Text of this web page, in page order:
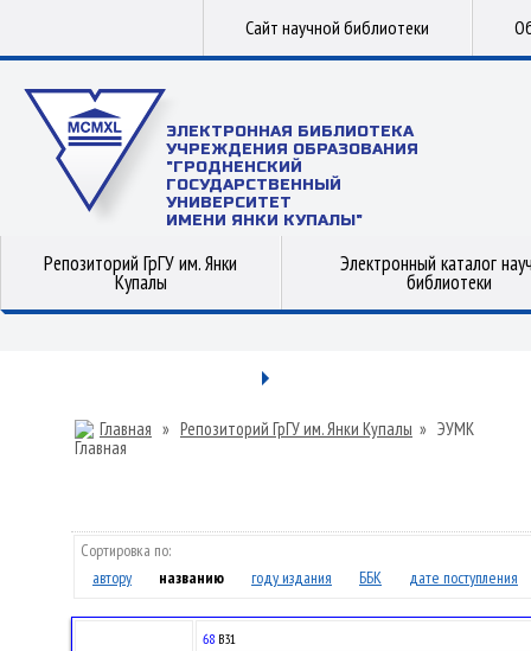
Сайт научной библиотеки
ЭЛЕКТРОННАЯ БИБЛИОТЕКА
УЧРЕЖДЕНИЯ ОБРАЗОВАНИЯ
"ГРОДНЕНСКИЙ
ГОСУДАРСТВЕННЫЙ
УНИВЕРСИТЕТ
ИМЕНИ ЯНКИ КУПАЛЫ"
Репозиторий ГрГУ им. Янки
Купалы
Электронный каталог
библиотеки
Главная » Репозиторий ГрГУ им. Янки Купалы » ЭУМК
Сортировка по:
автору
названию году издания ББК дате поступления
68 В31